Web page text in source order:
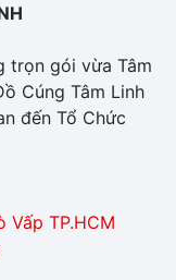
trọn gói vừa Tâm
Cúng Tâm Linh
đến Tổ Chức
Vấp TP.HCM